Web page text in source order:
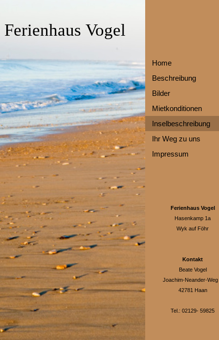
Ferienhaus Vogel
Home
Beschreibung
Bilder
Mietkonditionen
Inselbeschreibung
Ihr Weg zu uns
Impressum
Ferienhaus Vogel
Hasenkamp 1a
Wyk auf Föhr
Kontakt
Beate Vogel
Joachim-Neander-Weg
42781 Haan
Tel.: 02129- 59825